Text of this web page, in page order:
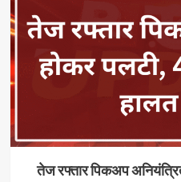
तेज रफ्तार पिकअप